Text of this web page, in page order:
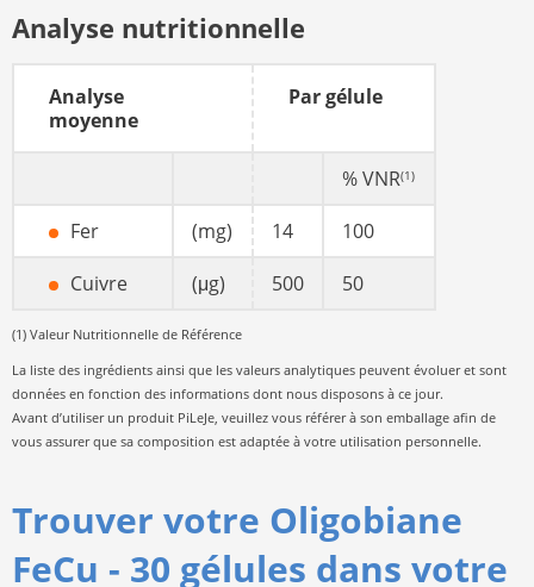
Analyse nutritionnelle
Analyse
moyenne
Par gélule
% VNR(1)
Fer (mg) 14
100
Cuivre
(μg) 500 50
(1) Valeur Nutritionnelle de Référence
La liste des ingrédients ainsi que les valeurs analytiques peuvent évoluer et sont
données en fonction des informations dont nous disposons à ce jour.
Avant d’utiliser un produit PiLeJe, veuillez vous référer à son emballage afin de
vous assurer que sa composition est adaptée à votre utilisation personnelle.
Trouver votre Oligobiane
FeCu - 30 gélules dans votre